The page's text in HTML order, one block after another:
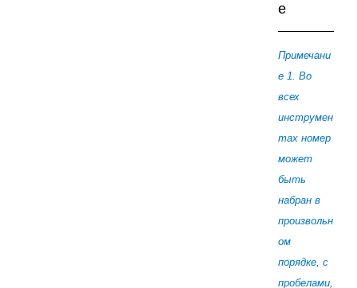
е
Примечани
е 1. Во
всех
инструмен
тах номер
может
быть
набран в
произвольн
ом
порядке, с
пробелами,